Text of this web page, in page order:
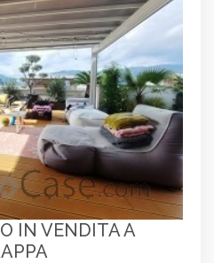
IN VENDITA A